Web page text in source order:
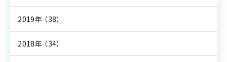
2019年 （38）
2018年 （34）